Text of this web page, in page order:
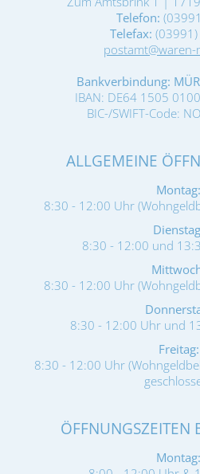
Telefon:
Telefax:
Bankverbindung:
IBAN: DE64 1505
BIC-/SWIFT-Code:
ALLGEMEINE
Montag:
8:30 - 12:00 Uhr
8:30 - 12:00 und
8:30 - 12:00 Uhr
8:30 - 12:00 Uhr und
Freitag:
8:30 - 12:00 Uhr
ÖFFNUNGSZEITEN
Montag: